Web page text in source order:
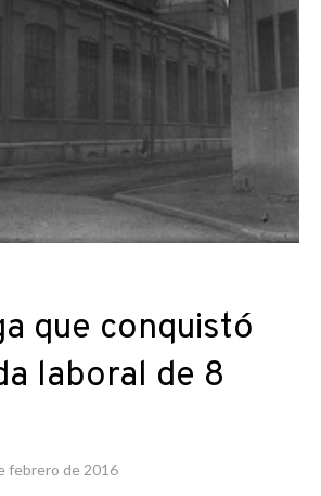
que conquistó
laboral de 8
febrero de 2016